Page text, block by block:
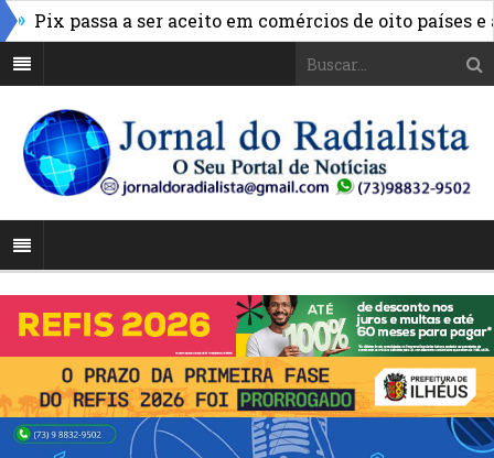
passa a ser aceito em comércios de oito países e